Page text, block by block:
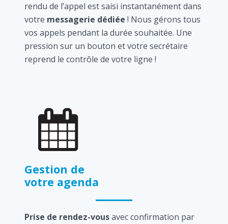
rendu de l’appel est saisi instantanément dans
votre messagerie dédiée ! Nous gérons tous
vos appels pendant la durée souhaitée. Une
pression sur un bouton et votre secrétaire
reprend le contrôle de votre ligne !
Gestion de
votre agenda
Prise de rendez-vousavec confirmation par